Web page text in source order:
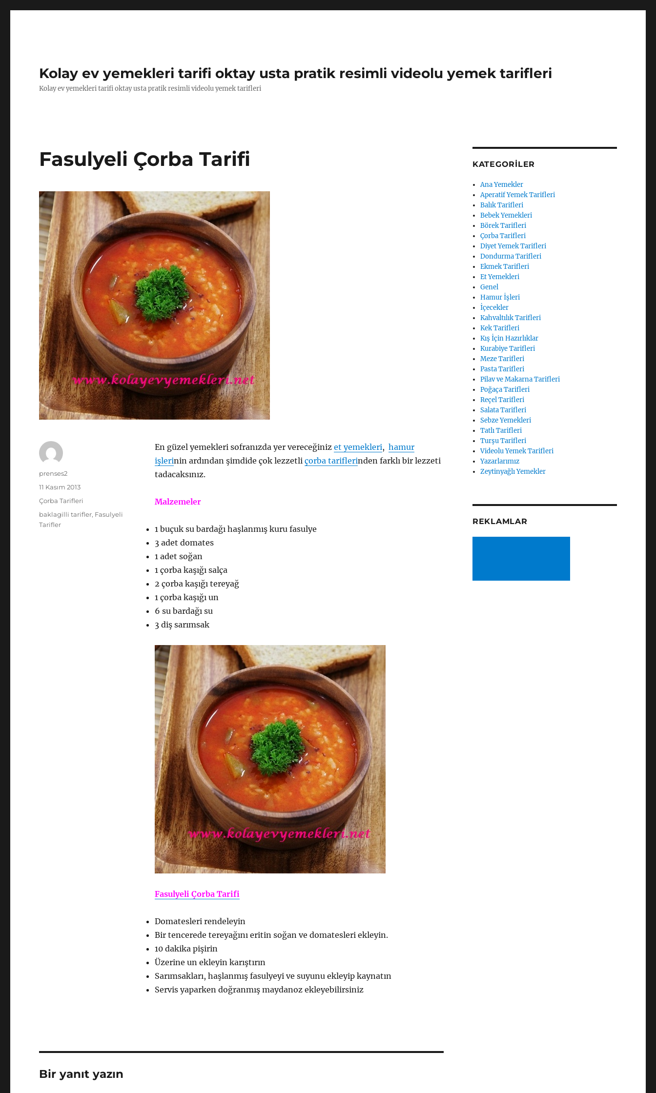
Kolay ev yemekleri tarifi oktay usta pratik resimli videolu yemek tarifleri
Kolay ev yemekleri tarifi oktay usta pratik resimli videolu yemek tarifleri
Fasulyeli Çorba Tarifi
En güzel yemekleri sofranızda yer vereceğiniz et yemekleri, hamur
işlerinin ardından şimdide çok lezzetli çorba tariflerinden farklı bir lezzeti
tadacaksınız.
Malzemeler
1 buçuk su bardağı haşlanmış kuru fasulye
3 adet domates
1 adet soğan
1 çorba kaşığı salça
2 çorba kaşığı tereyağ
1 çorba kaşığı un
6 su bardağı su
3 diş sarımsak
Fasulyeli Çorba Tarifi
Domatesleri rendeleyin
Bir tencerede tereyağını eritin soğan ve domatesleri ekleyin.
10 dakika pişirin
Üzerine un ekleyin karıştırın
Sarımsakları, haşlanmış fasulyeyi ve suyunu ekleyip kaynatın
Servis yaparken doğranmış maydanoz ekleyebilirsiniz
Yazar
prenses2
Yayın
tarihi
11 Kasım 2013
Kategoriler
Çorba Tarifleri
Etiketler
baklagilli tarifler, Fasulyeli
Tarifler
Bir yanıt yazın
KATEGORILER
Ana Yemekler
Aperatif Yemek Tarifleri
Balık Tarifleri
Bebek Yemekleri
Börek Tarifleri
Çorba Tarifleri
Diyet Yemek Tarifleri
Dondurma Tarifleri
Ekmek Tarifleri
Et Yemekleri
Genel
Hamur İşleri
İçecekler
Kahvaltılık Tarifleri
Kek Tarifleri
Kış İçin Hazırlıklar
Kurabiye Tarifleri
Meze Tarifleri
Pasta Tarifleri
Pilav ve Makarna Tarifleri
Poğaça Tarifleri
Reçel Tarifleri
Salata Tarifleri
Sebze Yemekleri
Tatlı Tarifleri
Turşu Tarifleri
Videolu Yemek Tarifleri
Yazarlarımız
Zeytinyağlı Yemekler
REKLAMLAR